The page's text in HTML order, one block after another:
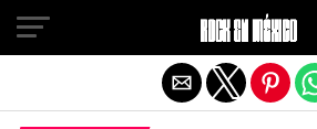
Salir de la versión